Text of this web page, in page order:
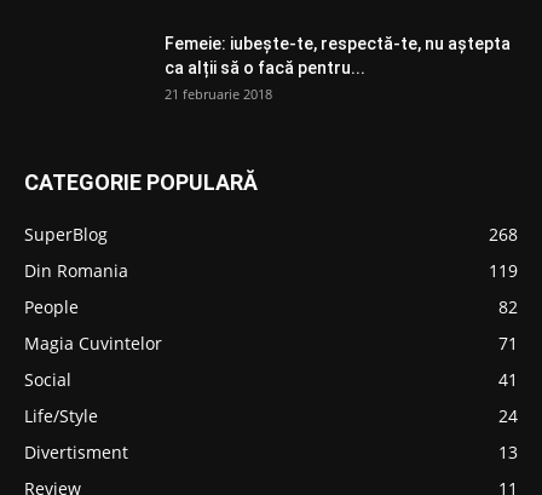
Femeie: iubește-te, respectă-te, nu aștepta
ca alții să o facă pentru...
21 februarie 2018
CATEGORIE POPULARĂ
SuperBlog
268
Din Romania
119
People
82
Magia Cuvintelor
71
Social
41
Life/Style
24
Divertisment
13
Review
11